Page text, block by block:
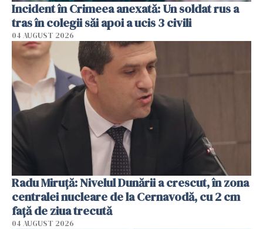
Incident în Crimeea anexată: Un soldat rus a
tras în colegii săi apoi a ucis 3 civili
04 AUGUST 2026
Radu Miruţă: Nivelul Dunării a crescut, în zona
centralei nucleare de la Cernavodă, cu 2 cm
faţă de ziua trecută
04 AUGUST 2026